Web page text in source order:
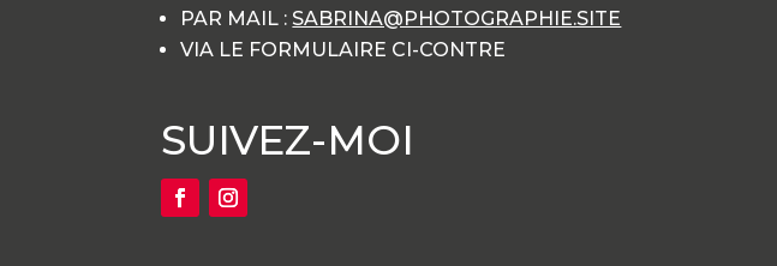
PAR MAIL : SABRINA@PHOTOGRAPHIE.SITE
VIA LE FORMULAIRE CI-CONTRE
SUIVEZ-MOI